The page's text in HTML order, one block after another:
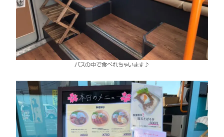
バスの中で食べれちゃいます♪